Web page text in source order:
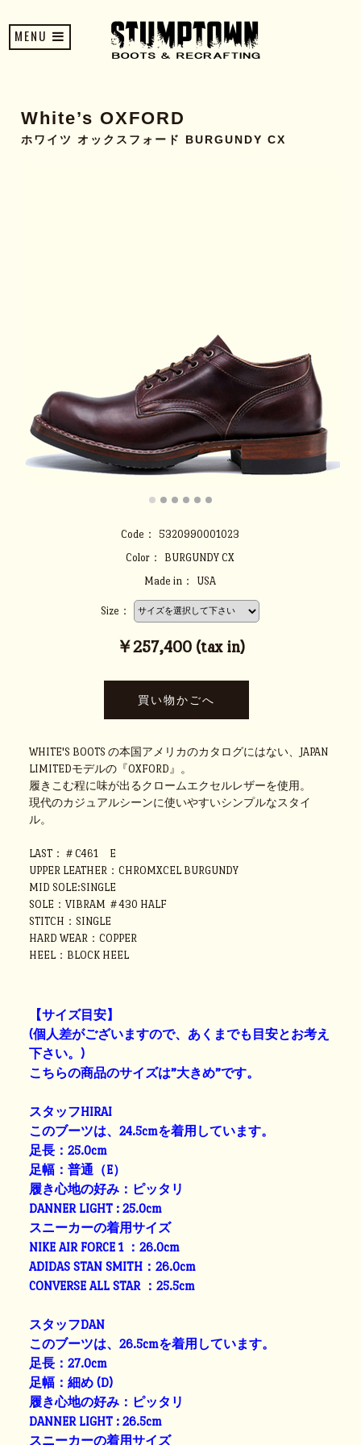
MENU
White’s OXFORD
ホワイツ オックスフォード BURGUNDY CX
Code：
5320990001023
Color：
BURGUNDY CX
Made in：
USA
Size：
￥257,400 (tax in)
WHITE'S BOOTS の本国アメリカのカタログにはない、JAPAN
LIMITEDモデルの『OXFORD』。
履きこむ程に味が出るクロームエクセルレザーを使用。
現代のカジュアルシーンに使いやすいシンプルなスタイ
ル。
LAST：＃C461 E
UPPER LEATHER：CHROMXCEL BURGUNDY
MID SOLE:SINGLE
SOLE：VIBRAM ＃430 HALF
STITCH：SINGLE
HARD WEAR：COPPER
HEEL：BLOCK HEEL
【サイズ目安】
(個人差がございますので、あくまでも目安とお考え
下さい。)
こちらの商品のサイズは”大きめ”です。
スタッフHIRAI
このブーツは、24.5cmを着用しています。
足長：25.0cm
足幅：普通（E）
履き心地の好み：ピッタリ
DANNER LIGHT : 25.0cm
スニーカーの着用サイズ
NIKE AIR FORCE 1 ：26.0cm
ADIDAS STAN SMITH：26.0cm
CONVERSE ALL STAR ：25.5cm
スタッフDAN
このブーツは、26.5cmを着用しています。
足長：27.0cm
足幅：細め (D)
履き心地の好み：ピッタリ
DANNER LIGHT : 26.5cm
スニーカーの着用サイズ